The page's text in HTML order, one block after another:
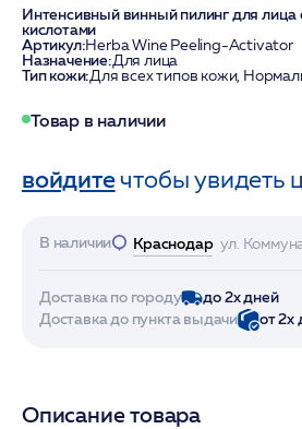
Интенсивный винный пилинг для лица
кислотами
Артикул:Herba Wine Peeling-Activator
Назначение:Для лица
Тип кожи:Для всех типов кожи,
Товар в наличии
войдитечтобы увидеть
В наличии Краснодар ул.
Доставка по городу
до 2х дней
Доставка до пункта выдачи
от 2х
Описание товара